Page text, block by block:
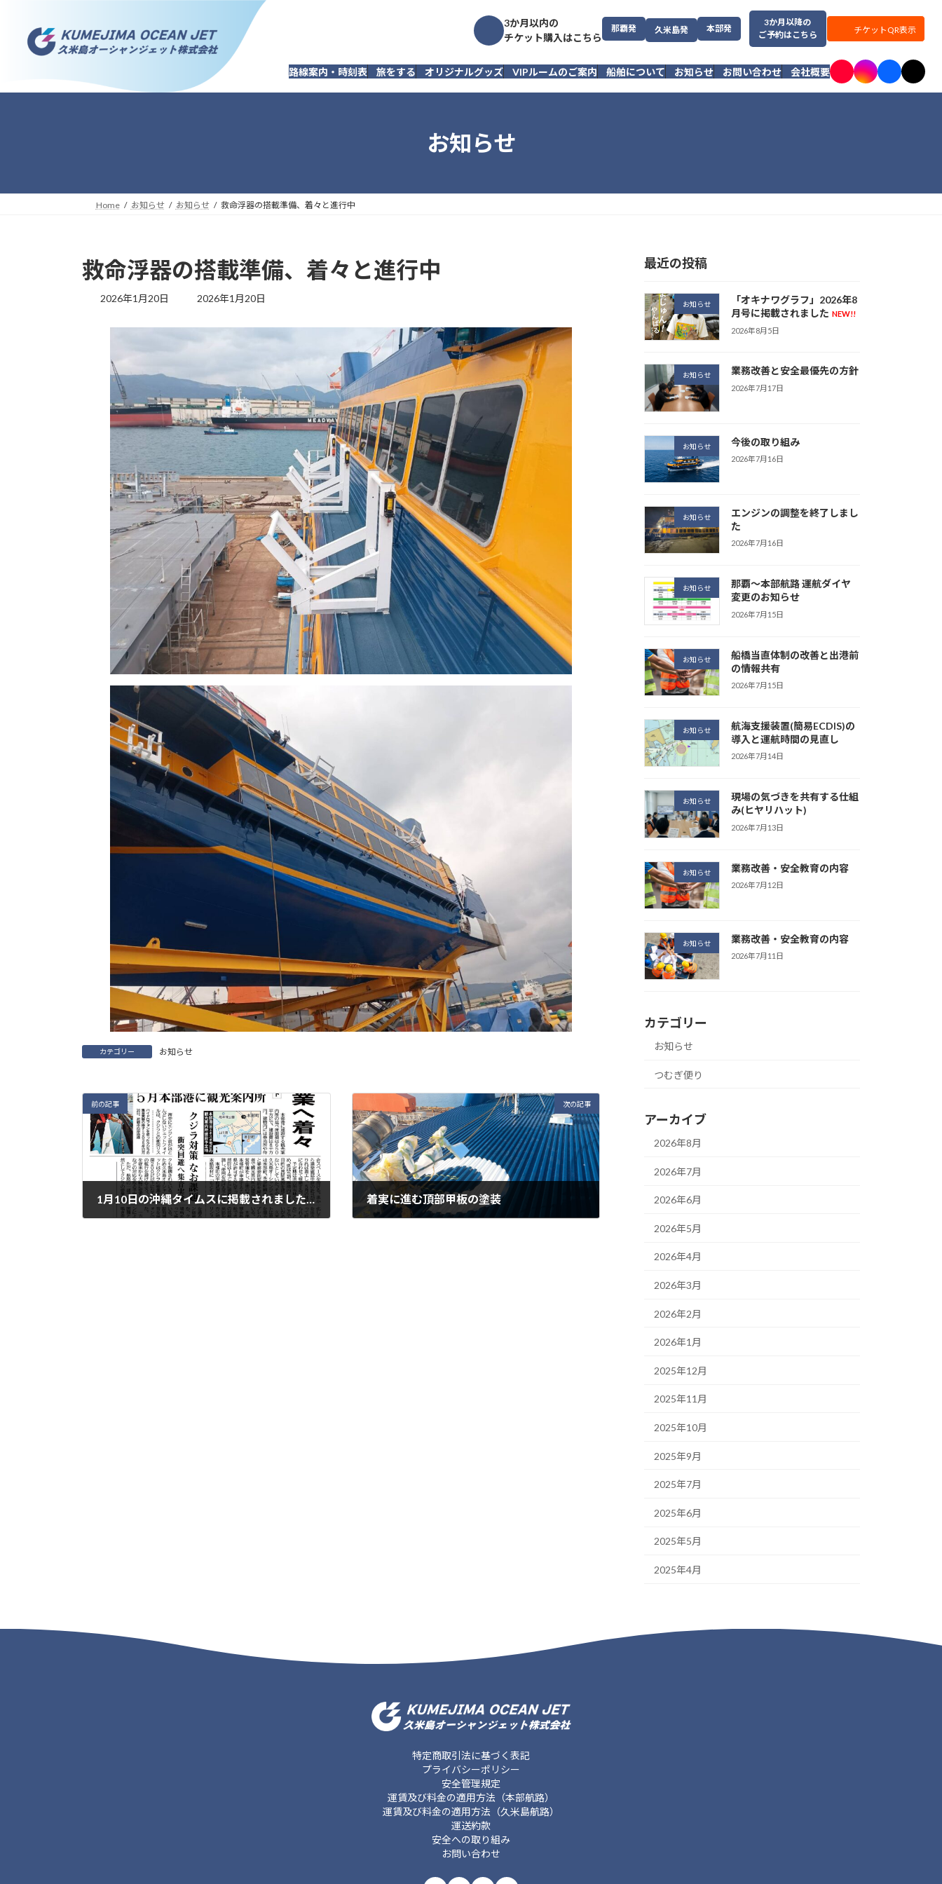
へ
ョ
3か月以内の
チケット購入はこちら
那覇発 久米島発 本部発
3か月以降の
ご予約はこちら
チケットQR表示
路線案内・時刻表 旅をする オリジナルグッズ VIPルームのご案内 船舶について お知らせ お問い合わせ 会社概要
ア
イ
コ
ア
イ
コ
ア
イ
コ
ア
イ
コ
お知らせ
Home お知らせ お知らせ 救命浮器の搭載準備、着々と進行中
救命浮器の搭載準備、着々と進行中
2026年1月20日
最
更
:
2026年1月20日
カテゴリー お知らせ
前の記事
1月10日の沖縄タイムスに掲載されました。
次の記事
着実に進む頂部甲板の塗装
最近の投稿
お知らせ
「オキナワグラフ」2026年8
月号に掲載されました NEW!!
2026年8月5日
お知らせ 業務改善と安全最優先の方針
2026年7月17日
お知らせ 今後の取り組み
2026年7月16日
お知らせ
エンジンの調整を終了しまし
た
2026年7月16日
お知らせ
那覇～本部航路 運航ダイヤ
変更のお知らせ
2026年7月15日
お知らせ
船橋当直体制の改善と出港前
の情報共有
2026年7月15日
お知らせ
航海支援装置(簡易ECDIS)の
導入と運航時間の見直し
2026年7月14日
お知らせ
現場の気づきを共有する仕組
み(ヒヤリハット)
2026年7月13日
お知らせ 業務改善・安全教育の内容
2026年7月12日
お知らせ 業務改善・安全教育の内容
2026年7月11日
カテゴリー
お知らせ
つむぎ便り
アーカイブ
2026年8月
2026年7月
2026年6月
2026年5月
2026年4月
2026年3月
2026年2月
2026年1月
2025年12月
2025年11月
2025年10月
2025年9月
2025年7月
2025年6月
2025年5月
2025年4月
特定商取引法に基づく表記
プライバシーポリシー
安全管理規定
運賃及び料金の適用方法（本部航路）
運賃及び料金の適用方法（久米島航路）
運送約款
安全への取り組み
お問い合わせ